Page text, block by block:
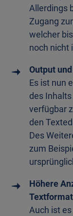
Allerdings
Zugang
welcher
noch nicht
Output
Es ist nun
des
verfügbar
den
Des
zum
Höhere
Auch ist